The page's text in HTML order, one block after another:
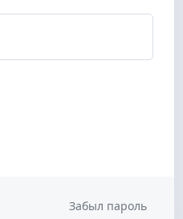
Забыл пароль